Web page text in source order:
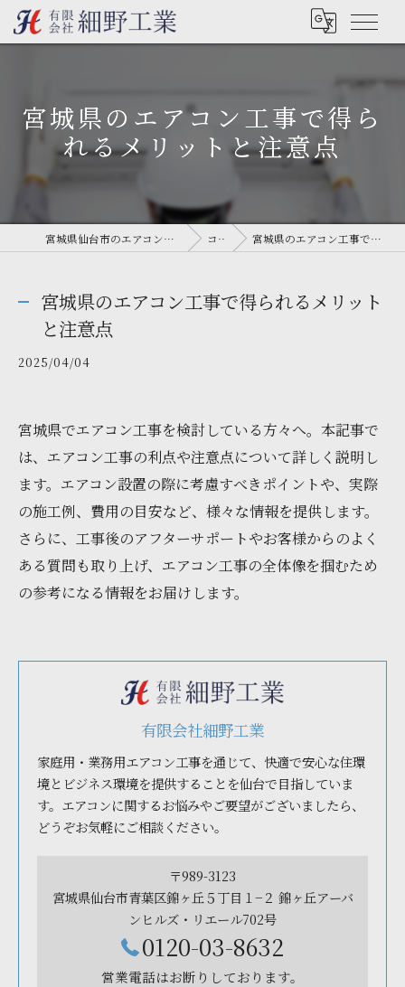
宮城県のエアコン工事で得ら
れるメリットと注意点
宮城県仙台市のエアコン工事なら有限会社細野工業 コラム 宮城県のエアコン工事で得られるメリットと注意点
宮城県のエアコン工事で得られるメリット
と注意点
2025/04/04
宮城県でエアコン工事を検討している方々へ。本記事で
は、エアコン工事の利点や注意点について詳しく説明し
ます。エアコン設置の際に考慮すべきポイントや、実際
の施工例、費用の目安など、様々な情報を提供します。
さらに、工事後のアフターサポートやお客様からのよく
ある質問も取り上げ、エアコン工事の全体像を掴むため
の参考になる情報をお届けします。
有限会社細野工業
家庭用・業務用エアコン工事を通じて、快適で安心な住環
境とビジネス環境を提供することを仙台で目指していま
す。エアコンに関するお悩みやご要望がございましたら、
どうぞお気軽にご相談ください。
〒989-3123
宮城県仙台市青葉区錦ヶ丘５丁目１−２ 錦ヶ丘アーバ
ンヒルズ・リエール702号
0120-03-8632
営業電話はお断りしております。